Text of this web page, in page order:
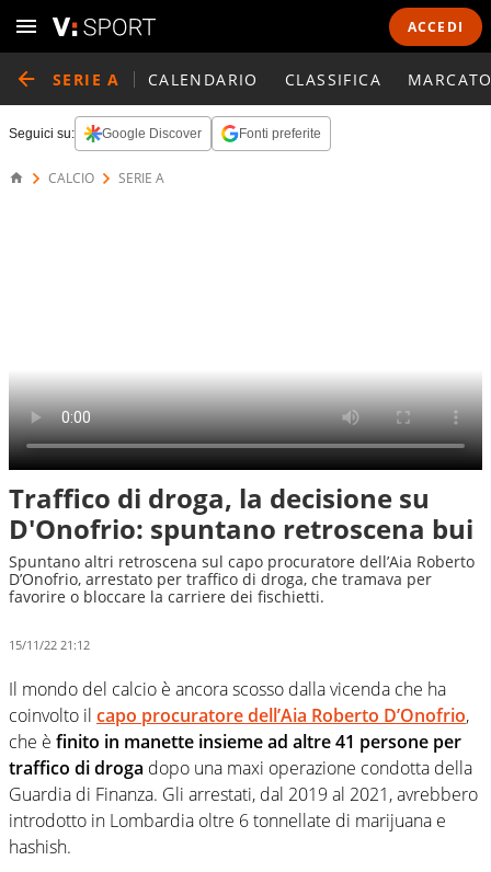
ACCEDI
SERIE A CALENDARIO CLASSIFICA
Seguici su: Google Discover Fonti preferite
CALCIO SERIE A
Traffico di droga, la decisione su
D'Onofrio: spuntano retroscena bui
Spuntano altri retroscena sul capo procuratore dell’Aia Roberto
D’Onofrio, arrestato per traffico di droga, che tramava per
favorire o bloccare la carriere dei fischietti.
15/11/22 21:12
Il mondo del calcio è ancora scosso dalla vicenda che ha
coinvolto il capo procuratore dell’Aia Roberto D’Onofrio,
che è finito in manette insieme ad altre 41 persone per
traffico di droga dopo una maxi operazione condotta della
Guardia di Finanza. Gli arrestati, dal 2019 al 2021, avrebbero
introdotto in Lombardia oltre 6 tonnellate di marijuana e
hashish.